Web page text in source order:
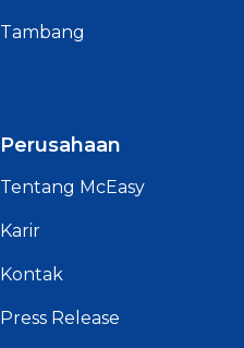
Tambang
Perusahaan
Tentang McEasy
Karir
Kontak
Press Release